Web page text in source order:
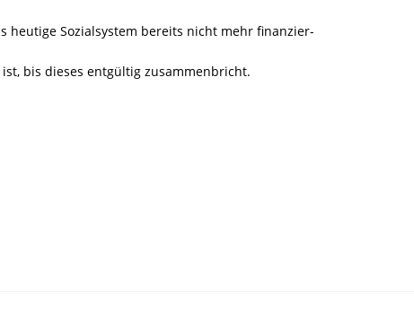
heutige Sozialsystem bereits nicht mehr finanzier-
bis dieses entgültig zusammenbricht.